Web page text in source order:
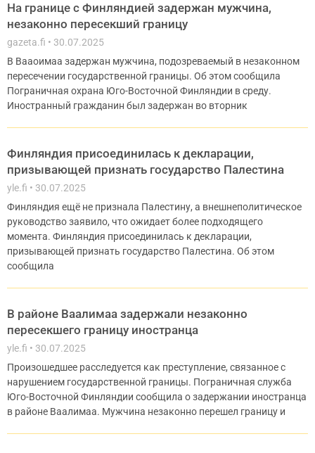
На границе с Финляндией задержан мужчина,
незаконно пересекший границу
gazeta.fi
30.07.2025
В Вааоимаа задержан мужчина, подозреваемый в незаконном
пересечении государственной границы. Об этом сообщила
Пограничная охрана Юго-Восточной Финляндии в среду.
Иностранный гражданин был задержан во вторник
Финляндия присоединилась к декларации,
призывающей признать государство Палестина
yle.fi
30.07.2025
Финляндия ещё не признала Палестину, а внешнеполитическое
руководство заявило, что ожидает более подходящего
момента. Финляндия присоединилась к декларации,
призывающей признать государство Палестина. Об этом
сообщила
В районе Ваалимаа задержали незаконно
пересекшего границу иностранца
yle.fi
30.07.2025
Произошедшее расследуется как преступление, связанное с
нарушением государственной границы. Пограничная служба
Юго-Восточной Финляндии сообщила о задержании иностранца
в районе Ваалимаа. Мужчина незаконно перешел границу и